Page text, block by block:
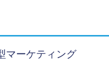
マーケティング